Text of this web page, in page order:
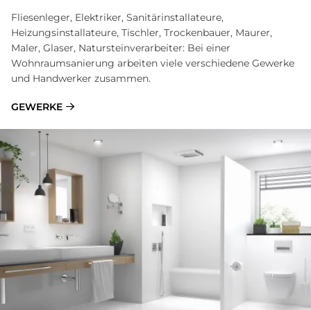
Fliesenleger, Elektriker, Sanitärinstallateure,
Heizungsinstallateure, Tischler, Trockenbauer, Maurer,
Maler, Glaser, Natursteinverarbeiter: Bei einer
Wohnraumsanierung arbeiten viele verschiedene Gewerke
und Handwerker zusammen.
GEWERKE